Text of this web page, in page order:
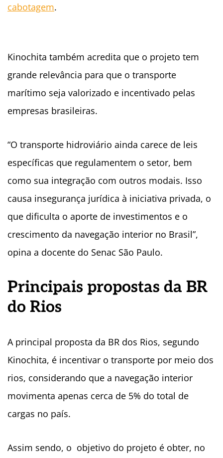
cabotagem.
Kinochita também acredita que o projeto tem
grande relevância para que o transporte
marítimo seja valorizado e incentivado pelas
empresas brasileiras.
“O transporte hidroviário ainda carece de leis
específicas que regulamentem o setor, bem
como sua integração com outros modais. Isso
causa insegurança jurídica à iniciativa privada, o
que dificulta o aporte de investimentos e o
crescimento da navegação interior no Brasil”,
opina a docente do Senac São Paulo.
Principais propostas da BR
do Rios
A principal proposta da BR dos Rios, segundo
Kinochita, é incentivar o transporte por meio dos
rios, considerando que a navegação interior
movimenta apenas cerca de 5% do total de
cargas no país.
Assim sendo, o objetivo do projeto é obter, no